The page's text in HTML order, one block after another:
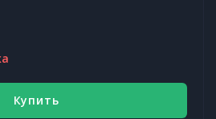
Купить